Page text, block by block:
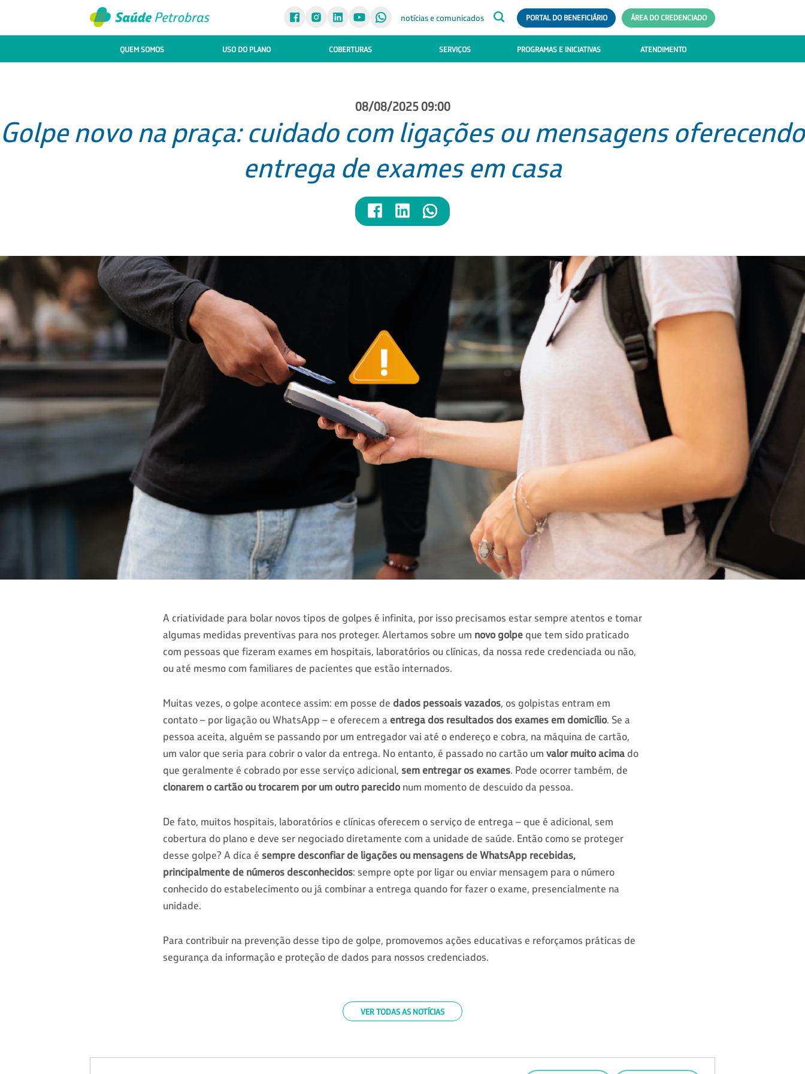
notícias e comunicados PORTAL DO BENEFICIÁRIO ÁREA DO CREDENCIADO
QUEM SOMOS USO DO PLANO COBERTURAS SERVIÇOS PROGRAMAS E INICIATIVAS ATENDIMENTO
08/08/2025 09:00
Golpe novo na praça: cuidado com ligações ou mensagens oferecendo
entrega de exames em casa
A criatividade para bolar novos tipos de golpes é infinita, por isso precisamos estar sempre atentos e tomar
algumas medidas preventivas para nos proteger. Alertamos sobre um novo golpe que tem sido praticado
com pessoas que fizeram exames em hospitais, laboratórios ou clínicas, da nossa rede credenciada ou não,
ou até mesmo com familiares de pacientes que estão internados.
Muitas vezes, o golpe acontece assim: em posse de dados pessoais vazados, os golpistas entram em
contato – por ligação ou WhatsApp – e oferecem a entrega dos resultados dos exames em domicílio. Se a
pessoa aceita, alguém se passando por um entregador vai até o endereço e cobra, na máquina de cartão,
um valor que seria para cobrir o valor da entrega. No entanto, é passado no cartão um valor muito acima do
que geralmente é cobrado por esse serviço adicional, sem entregar os exames. Pode ocorrer também, de
clonarem o cartão ou trocarem por um outro parecido num momento de descuido da pessoa.
De fato, muitos hospitais, laboratórios e clínicas oferecem o serviço de entrega – que é adicional, sem
cobertura do plano e deve ser negociado diretamente com a unidade de saúde. Então como se proteger
desse golpe? A dica é sempre desconfiar de ligações ou mensagens de WhatsApp recebidas,
principalmente de números desconhecidos: sempre opte por ligar ou enviar mensagem para o número
conhecido do estabelecimento ou já combinar a entrega quando for fazer o exame, presencialmente na
unidade.
Para contribuir na prevenção desse tipo de golpe, promovemos ações educativas e reforçamos práticas de
segurança da informação e proteção de dados para nossos credenciados.
VER TODAS AS NOTÍCIAS